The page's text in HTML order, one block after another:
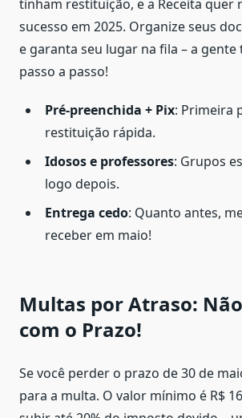
tinham restituição, e a Receita quer
sucesso em 2025. Organize seus
e garanta seu lugar na fila – a gente
passo a passo!
Pré-preenchida + Pix: Primeira
restituição rápida.
Idosos e professores: Grupos
logo depois.
Entrega cedo: Quanto antes,
receber em maio!
Multas por Atraso:
com o Prazo!
Se você perder o prazo de 30 de
para a multa. O valor mínimo é R$